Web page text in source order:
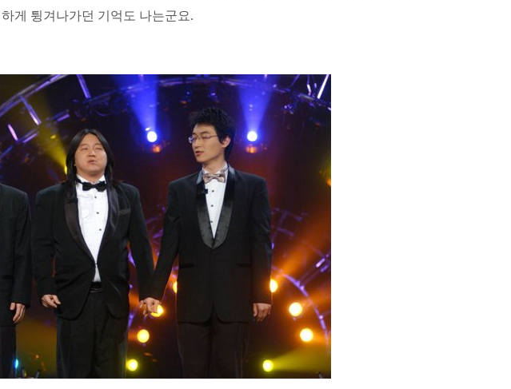
하게 튕겨나가던 기억도 나는군요.